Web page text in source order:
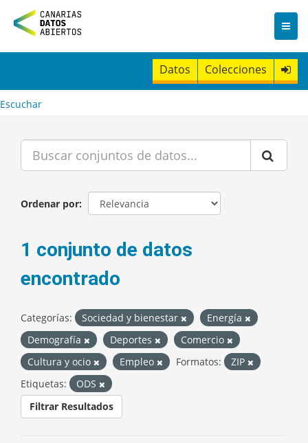
n
t
Datos Colecciones
Escuchar
Ordenar por
1 conjunto de datos
encontrado
Categorías: Sociedad y bienestar
Energía
Demografía
Deportes
Comercio
Cultura y ocio
Empleo Formatos:
ZIP
Etiquetas:
ODS
Filtrar Resultados